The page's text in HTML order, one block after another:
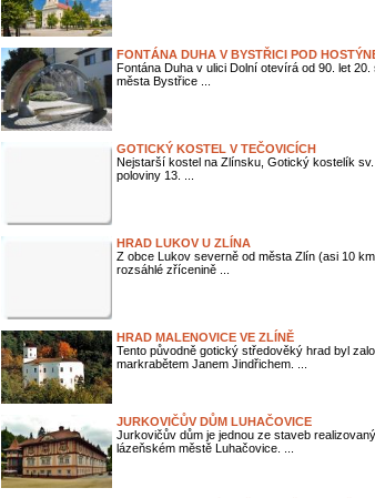
FONTÁNA DUHA V BYSTŘICI POD
Fontána Duha v ulici Dolní otevírá od 90. let
města Bystřice ...
GOTICKÝ KOSTEL V TEČOVICÍCH
Nejstarší kostel na Zlínsku, Gotický kostelík
poloviny 13. ...
HRAD LUKOV U ZLÍNA
Z obce Lukov severně od města Zlín (asi 10
rozsáhlé zřícenině ...
HRAD MALENOVICE VE ZLÍNĚ
Tento původně gotický středověký hrad byl
markrabětem Janem Jindřichem. ...
JURKOVIČŮV DŮM LUHAČOVICE
Jurkovičův dům je jednou ze staveb
lázeňském městě Luhačovice. ...